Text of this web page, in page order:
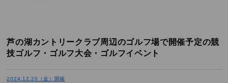
芦の湖カントリークラブ周辺のゴルフ場で開催予定の競
技ゴルフ・ゴルフ大会・ゴルフイベント
2024.12.20（金）開催